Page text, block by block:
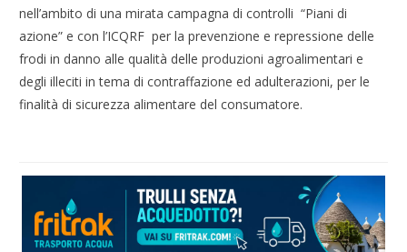
nell’ambito di una mirata campagna di controlli “Piani di
azione” e con l’ICQRF per la prevenzione e repressione delle
frodi in danno alle qualità delle produzioni agroalimentari e
degli illeciti in tema di contraffazione ed adulterazioni, per le
finalità di sicurezza alimentare del consumatore.